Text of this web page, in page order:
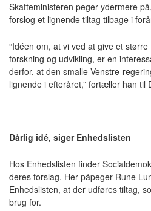
Skatteministeren peger ydermere
forslog et lignende tiltag tilbage i
“Idéen om, at vi ved at give et
forskning og udvikling, er en
derfor, at den smalle Venstre-
lignende i efteråret,” fortæller han til
Dårlig idé, siger Enhedslisten
Hos Enhedslisten finder
deres forslag. Her påpeger Rune
Enhedslisten, at der udføres tiltag,
brug for.